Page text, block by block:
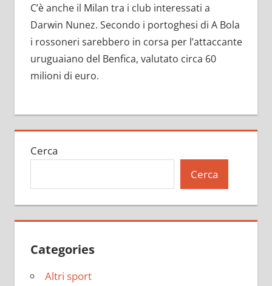
C’è anche il Milan tra i club interessati a
Darwin Nunez. Secondo i portoghesi di A Bola
i rossoneri sarebbero in corsa per l’attaccante
uruguaiano del Benfica, valutato circa 60
milioni di euro.
Cerca
Cerca
Categories
Altri sport